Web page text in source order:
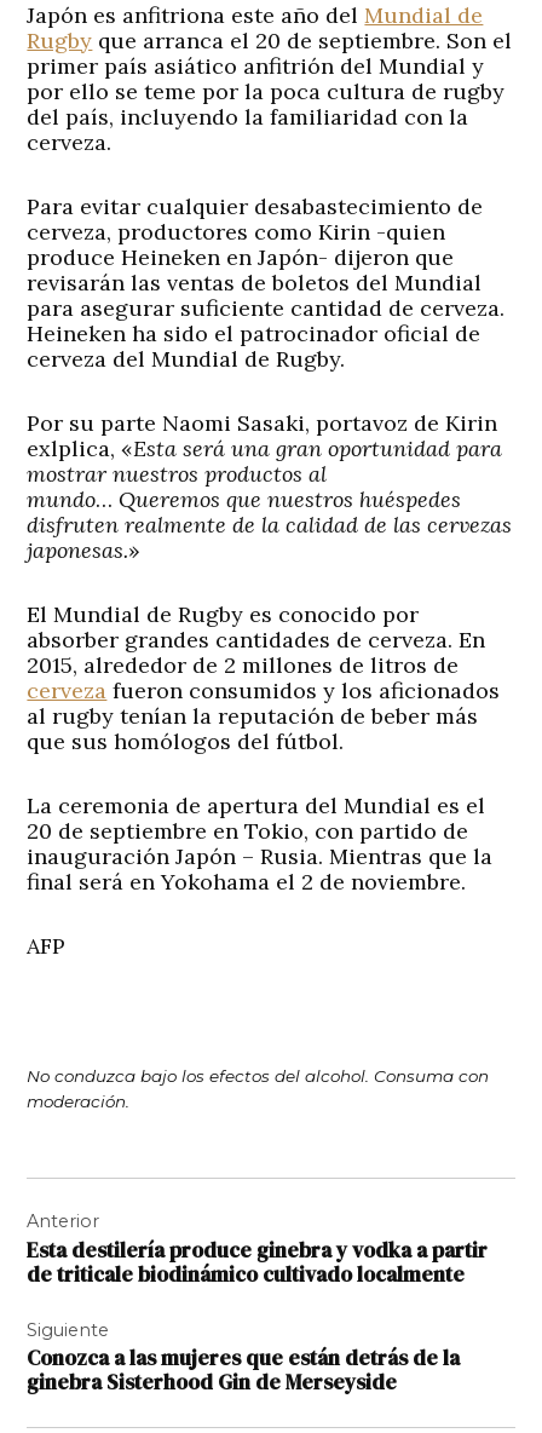
Japón es anfitriona este año delMundial de
Rugby que arranca el 20 de septiembre. Son el
primer país asiático anfitrión del Mundial y
por ello se teme por la poca cultura de rugby
del país, incluyendo la familiaridad con la
cerveza.
Para evitar cualquier desabastecimiento de
cerveza, productores como Kirin -quien
produce Heineken en Japón- dijeron que
revisarán las ventas de boletos del Mundial
para asegurar suficiente cantidad de cerveza.
Heineken ha sido el patrocinador oficial de
cerveza del Mundial de Rugby.
Por su parte Naomi Sasaki, portavoz de Kirin
exlplica, «Esta será una gran oportunidad para
mostrar nuestros productos al
mundo…Queremos que nuestros huéspedes
disfruten realmente de la calidad de las cervezas
japonesas.»
El Mundial de Rugby es conocido por
absorber grandes cantidades de cerveza. En
2015, alrededor de 2 millones de litros de
cerveza fueron consumidos y los aficionados
al rugby tenían la reputación de beber más
que sus homólogos del fútbol.
La ceremonia de apertura del Mundial es el
20 de septiembre en Tokio, con partido de
inauguración Japón – Rusia. Mientras que la
final será en Yokohama el 2 de noviembre.
AFP
No conduzca bajo los efectos del alcohol. Consuma con
moderación.
de
entradas
Anterior
Esta destilería produce ginebra y vodka a partir
de triticale biodinámico cultivado localmente
Siguiente
Conozca a las mujeres que están detrás de la
ginebra Sisterhood Gin de Merseyside